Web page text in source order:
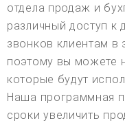
отдела продаж и
различный доступ к
звонков клиентам в
поэтому вы можете
которые будут
Наша программная
сроки увеличить